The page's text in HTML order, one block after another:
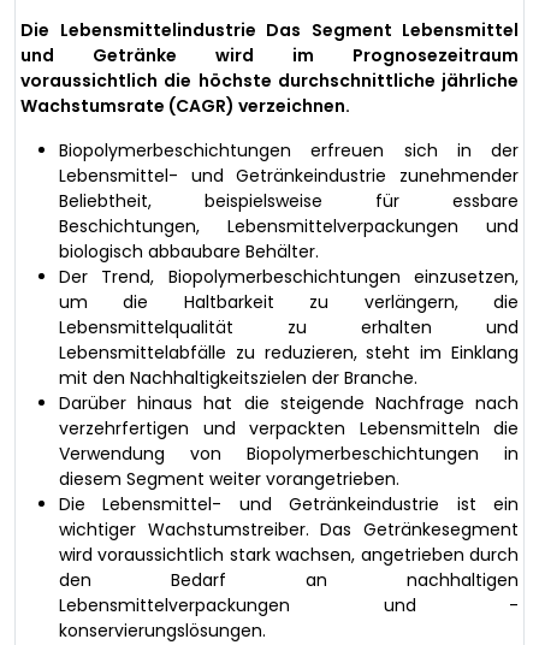
Die Lebensmittelindustrie Das Segment Lebensmittel
und Getränke wird im Prognosezeitraum
voraussichtlich die höchste durchschnittliche jährliche
Wachstumsrate (CAGR) verzeichnen.
Biopolymerbeschichtungen erfreuen sich in der
Lebensmittel- und Getränkeindustrie zunehmender
Beliebtheit, beispielsweise für essbare
Beschichtungen, Lebensmittelverpackungen und
biologisch abbaubare Behälter.
Der Trend, Biopolymerbeschichtungen einzusetzen,
um die Haltbarkeit zu verlängern, die
Lebensmittelqualität zu erhalten und
Lebensmittelabfälle zu reduzieren, steht im Einklang
mit den Nachhaltigkeitszielen der Branche.
Darüber hinaus hat die steigende Nachfrage nach
verzehrfertigen und verpackten Lebensmitteln die
Verwendung von Biopolymerbeschichtungen in
diesem Segment weiter vorangetrieben.
Die Lebensmittel- und Getränkeindustrie ist ein
wichtiger Wachstumstreiber. Das Getränkesegment
wird voraussichtlich stark wachsen, angetrieben durch
den Bedarf an nachhaltigen
Lebensmittelverpackungen und -
konservierungslösungen.